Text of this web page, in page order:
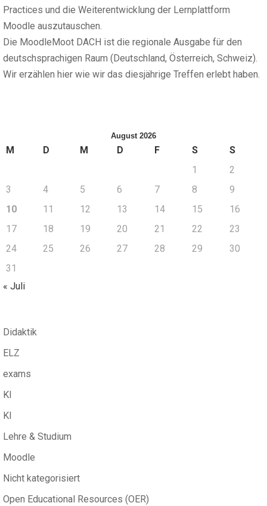
Practices und die Weiterentwicklung der Lernplattform
Moodle auszutauschen.
Die MoodleMoot DACH ist die regionale Ausgabe für den
deutschsprachigen Raum (Deutschland, Österreich, Schweiz).
Wir erzählen hier wie wir das diesjährige Treffen erlebt haben.
August 2026
M D M D F S
S
1
2
3
4 5 6 7 8
9
10
11 12 13 14 15
16
17
18 19 20 21 22
23
24
25 26 27 28 29
30
31
« Juli
Didaktik
ELZ
exams
KI
KI
Lehre & Studium
Moodle
Nicht kategorisiert
Open Educational Resources (OER)